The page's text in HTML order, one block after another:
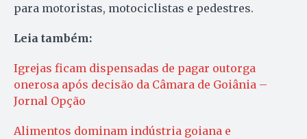
para motoristas, motociclistas e pedestres.
Leia também:
Igrejas ficam dispensadas de pagar outorga
onerosa após decisão da Câmara de Goiânia –
Jornal Opção
Alimentos dominam indústria goiana e